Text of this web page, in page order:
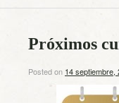
Próximos
Posted on 14 septiembre,